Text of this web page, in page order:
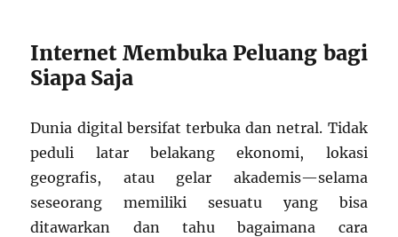
Internet Membuka Peluang bagi
Siapa Saja
Dunia digital bersifat terbuka dan netral. Tidak
peduli latar belakang ekonomi, lokasi
geografis, atau gelar akademis—selama
seseorang memiliki sesuatu yang bisa
ditawarkan dan tahu bagaimana cara